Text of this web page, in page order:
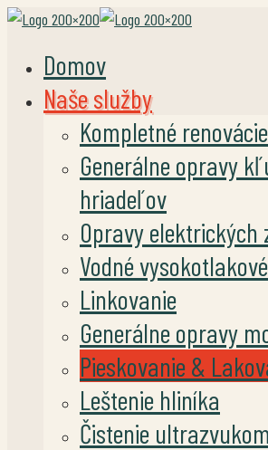
Domov
Naše služby
Kompletné
Generálne opravy
hriadeľov
Opravy elektrických
Vodné
Linkovanie
Generálne opravy
Pieskovanie &
Leštenie hliníka
Čistenie ultrazvukom